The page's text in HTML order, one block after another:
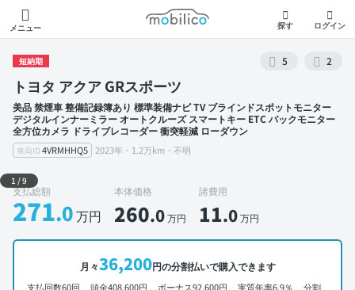
メニュー
モビリコ
探す ログイン
短納期 5 2
トヨタ アクア GRスポーツ
美品 禁煙車 整備記録簿あり 標準装備ナビ TV ブラインドスポットモニター
デジタルインナーミラー オートクルーズ スマートキー ETC バックモニター
全方位カメラ ドライブレコーダー 衝突軽減 ローダウン
車両ID 4VRMHHQ5 2023年・1.2万km・不明
外装 左前
1 /9
支払総額
271.0万円
本体価格
260.0万円
諸費用
11.0万円
月々36,200円の分割払いで購入できます
支払回数60回、 頭金408,600円、 ボーナス92,600円、 実質年率6.9％、 分割